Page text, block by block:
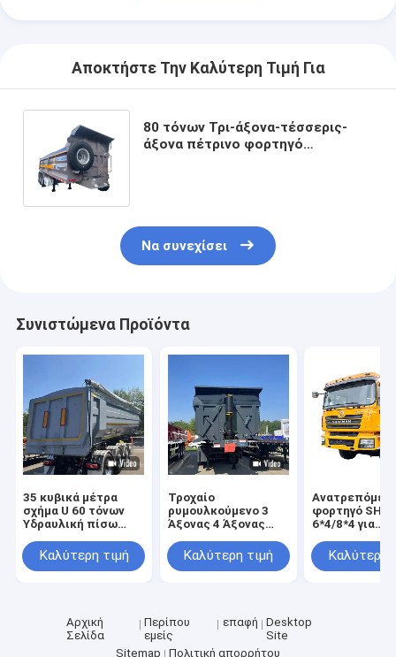
Αποκτήστε Την Καλύτερη Τιμή Για
80 τόνων Τρι-άξονα-τέσσερις-
άξονα πέτρινο φορτηγό
Να συνεχίσει
Συνιστώμενα Προϊόντα
35 κυβικά μέτρα
σχήμα U 60 τόνων
Υδραυλική πίσω
φορτίος
ρυμουλκούμενο
Καλύτερη τιμή
Τροχαίο
ρυμουλκούμενο 3
Άξονας 4 Άξονας
Πίσω Τροχαίο
Απορριμμάτων
Καλύτερη τιμή
φορτηγό
6*4/8*4 για
πέτρας,
Καλύτερη
Αρχική
Σελίδα
Περίπου
εμείς
επαφή
Desktop
Site
Sitemap
Πολιτική απορρήτου